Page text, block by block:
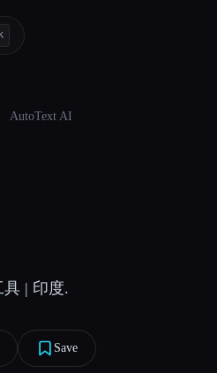
AutoText AI
| 印度.
Save